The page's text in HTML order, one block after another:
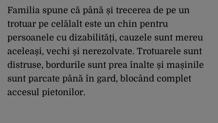
Familia spune că până și trecerea de pe un
trotuar pe celălalt este un chin pentru
persoanele cu dizabilități, cauzele sunt mereu
aceleași, vechi și nerezolvate. Trotuarele sunt
distruse, bordurile sunt prea înalte și mașinile
sunt parcate până în gard, blocând complet
accesul pietonilor.